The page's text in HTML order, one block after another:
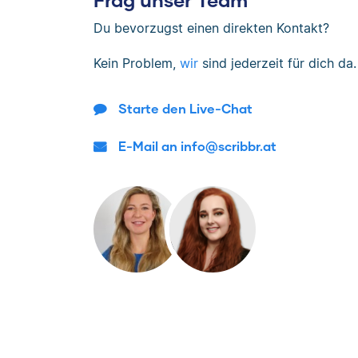
Du bevorzugst einen direkten Kontakt?
Kein Problem, wir sind jederzeit für dich da.
Starte den Live-Chat
E-Mail an info@scribbr.at